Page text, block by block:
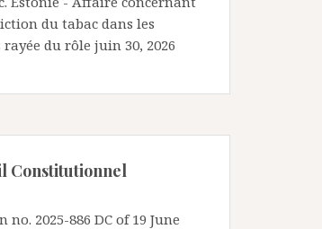
du tabac dans les
du rôle juin 30, 2026
Constitutionnel
no. 2025-886 DC of 19 June